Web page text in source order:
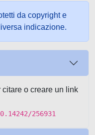
da copyright e
indicazione.
o creare un link
256931